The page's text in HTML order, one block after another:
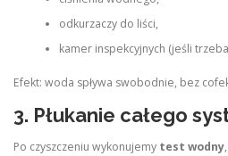
odkurzaczy do liści,
kamer inspekcyjnych (jeśli
Efekt: woda spływa swobodnie, bez
3. Płukanie całego
Po czyszczeniu wykonujemy test wodny